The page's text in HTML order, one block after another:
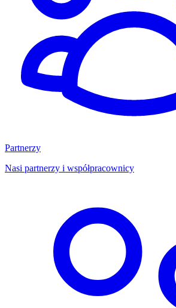
Partnerzy
Nasi partnerzy i współpracownicy